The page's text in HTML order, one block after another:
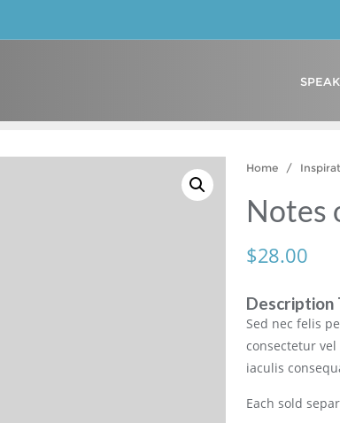
Home /
Notes
$28.00
Description
Sed nec felis
consectetur
iaculis
Each sold